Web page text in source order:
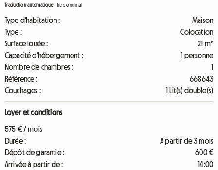
Traduction automatique-Titre original
Type d'habitation :
Maison
Type :
Colocation
Surface louée :
21 m²
Capacité d'hébergement :
1 personne
Nombre de chambres :
1
Référence :
668643
Couchages :
1 Lit(s) double(s)
Loyer et conditions
575 € / mois
Durée :
A partir de 3 mois
Dépôt de garantie :
600 €
Arrivée à partir de :
14:00